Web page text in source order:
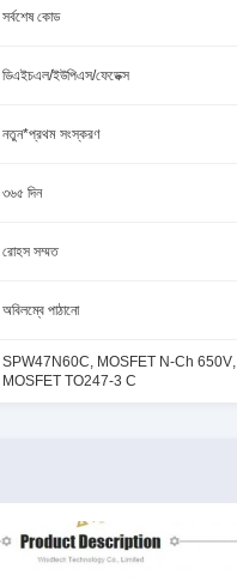
সর্বশেষ কোড
ডিএইচএল/ইউপিএস/ফেডেক্স
নতুন*প্রথম সংস্করণ
৩৬৫ দিন
রোহস সম্মত
অবিলম্বে পাঠানো
SPW47N60C, MOSFET N-Ch 650V,
MOSFET TO247-3 C